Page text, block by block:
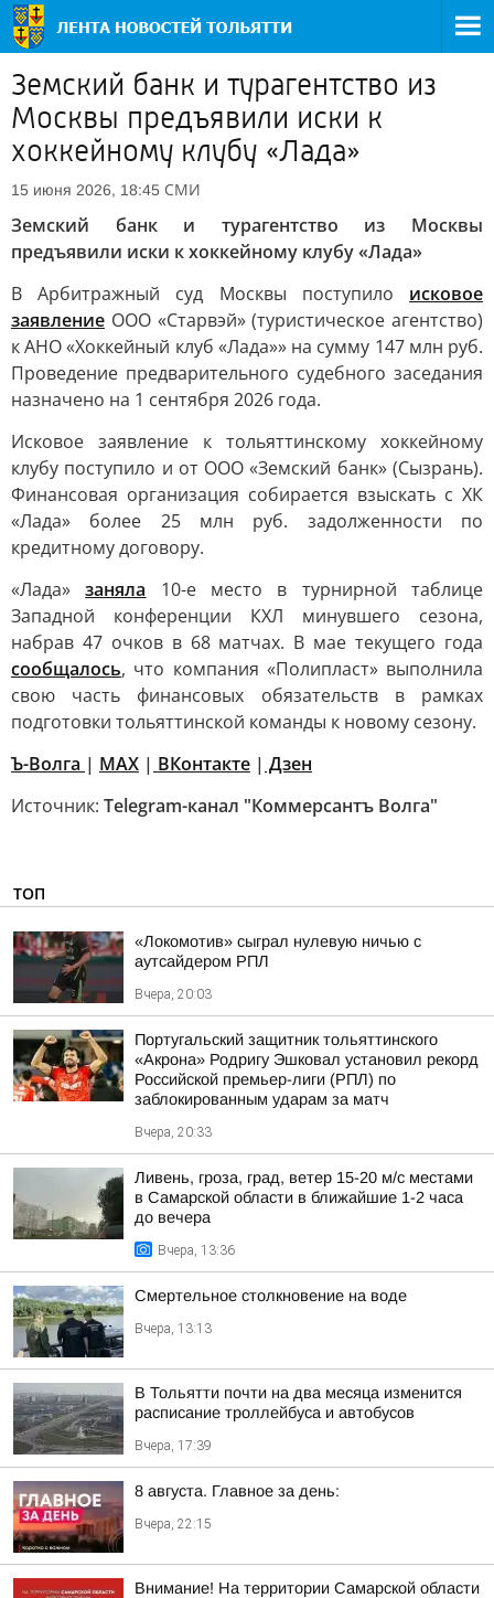
Земский банк и турагентство из
Москвы предъявили иски к
хоккейному клубу «Лада»
15 июня 2026, 18:45 СМИ
Земский банк и турагентство из Москвы
предъявили иски к хоккейному клубу «Лада»
В Арбитражный суд Москвы поступило исковое
заявление ООО «Старвэй» (туристическое агентство)
к АНО «Хоккейный клуб «Лада»» на сумму 147 млн руб.
Проведение предварительного судебного заседания
назначено на 1 сентября 2026 года.
Исковое заявление к тольяттинскому хоккейному
клубу поступило и от ООО «Земский банк» (Сызрань).
Финансовая организация собирается взыскать с ХК
«Лада» более 25 млн руб. задолженности по
кредитному договору.
«Лада»заняла 10-е место в турнирной таблице
Западной конференции КХЛ минувшего сезона,
набрав 47 очков в 68 матчах. В мае текущего года
сообщалось, что компания «Полипласт» выполнила
свою часть финансовых обязательств в рамках
подготовки тольяттинской команды к новому сезону.
Ъ-Волга | МАХ | ВКонтакте | Дзен
Источник: Telegram-канал "Коммерсантъ Волга"
ТОП
«Локомотив» сыграл нулевую ничью с
аутсайдером РПЛ
Вчера, 20:03
Португальский защитник тольяттинского
«Акрона» Родригу Эшковал установил рекорд
Российской премьер-лиги (РПЛ) по
заблокированным ударам за матч
Вчера, 20:33
Ливень, гроза, град, ветер 15-20 м/с местами
в Самарской области в ближайшие 1-2 часа
до вечера
Вчера, 13:36
Смертельное столкновение на воде
Вчера, 13:13
В Тольятти почти на два месяца изменится
расписание троллейбуса и автобусов
Вчера, 17:39
8 августа. Главное за день:
Вчера, 22:15
Внимание! На территории Самарской области